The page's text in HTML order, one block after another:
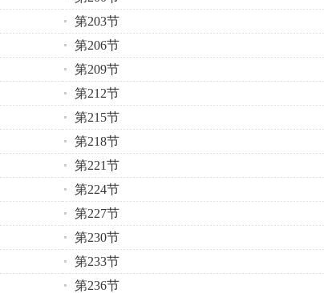
第203节
第206节
第209节
第212节
第215节
第218节
第221节
第224节
第227节
第230节
第233节
第236节